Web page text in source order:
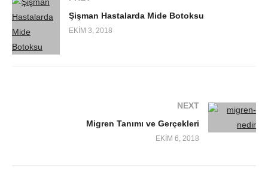
Şişman Hastalarda Mide Botoksu
EKIM 3, 2018
NEXT
Migren Tanımı ve Gerçekleri
EKIM 6, 2018